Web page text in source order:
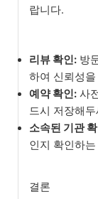
랍니다.
리뷰 확인: 방
하여 신뢰성
예약 확인: 사
드시 저장해두
소속된 기관
인지 확인하
결론